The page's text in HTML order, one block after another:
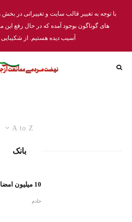
با توجه به تغییر قالب سایت و تغییراتی در
های گوناگون بوجود آمده که در حال رفع
آسیب دیده هستیم. از
A to Z
بانک
10 میلیون امضا برای نابودی بانک!
خادم